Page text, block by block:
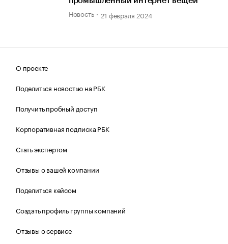
Новость 21 февраля 2024
О проекте
Поделиться новостью на РБК
Получить пробный доступ
Корпоративная подписка РБК
Стать экспертом
Отзывы о вашей компании
Поделиться кейсом
Создать профиль группы компаний
Отзывы о сервисе